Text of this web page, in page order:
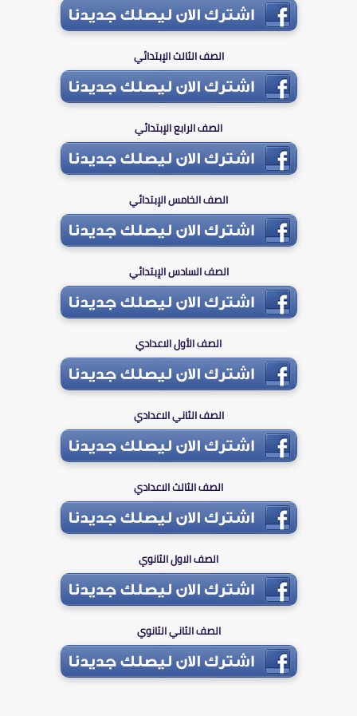
الصف الثالث الإبتدائي
الصف الرابع الإبتدائي
الصف الخامس الإبتدائي
الصف السادس الإبتدائي
الصف الأول الاعدادي
الصف الثاني الاعدادي
الصف الثالث الاعدادي
الصف الاول الثانوي
الصف الثاني الثانوي